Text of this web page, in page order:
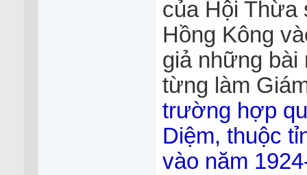
của Hội Thừa
Hồng Kông
giả những
từng làm
trường hợp
Diệm, thuộc
vào năm